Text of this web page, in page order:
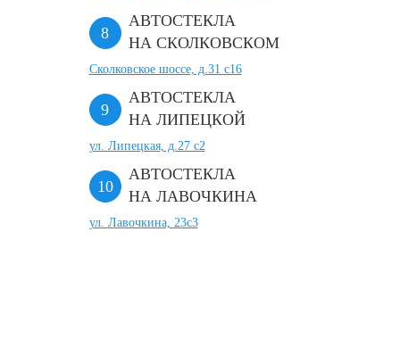
АВТОСТЕКЛА
НА СКОЛКОВСКОМ
Сколковское шоссе, д.31 с16
АВТОСТЕКЛА
НА ЛИПЕЦКОЙ
ул. Липецкая, д.27 с2
АВТОСТЕКЛА
НА ЛАВОЧКИНА
ул. Лавочкина, 23с3